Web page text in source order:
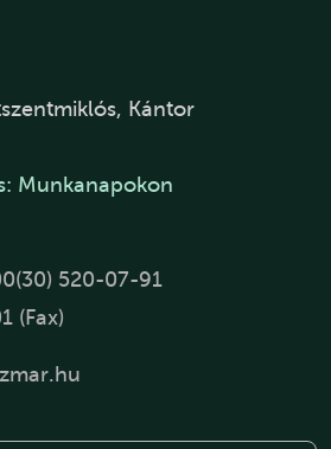
Kántor
Munkanapokon
(30) 520-07-91
(Fax)